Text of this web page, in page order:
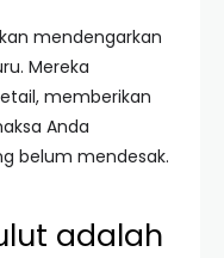
mendengarkan
Mereka
memberikan
Anda
belum mendesak.
adalah